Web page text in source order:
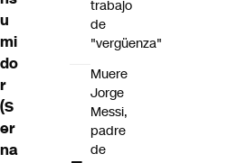
u
mi
do
r
(S
er
na
trabajo
de
"vergüenza"
Muere
Jorge
Messi,
padre
de